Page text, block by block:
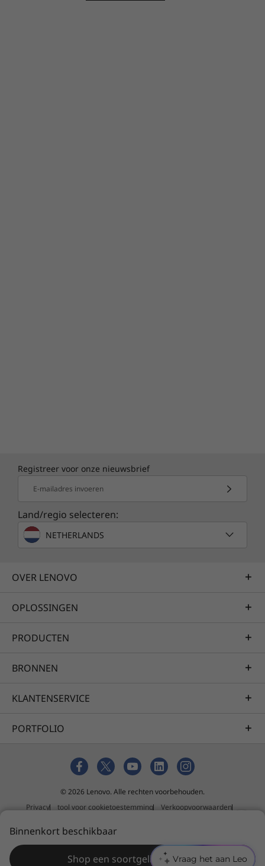
Vraag het aan Leo
Registreer voor onze nieuwsbrief
E-mailadres invoeren
Land/regio selecteren:
NETHERLANDS
OVER LENOVO
OPLOSSINGEN
PRODUCTEN
BRONNEN
KLANTENSERVICE
PORTFOLIO
© 2026 Lenovo. Alle rechten voorbehouden.
Privacy
tool voor cookietoestemming
Verkoopvoorwaarden
Binnenkort beschikbaar
Shop een soortgelijk product